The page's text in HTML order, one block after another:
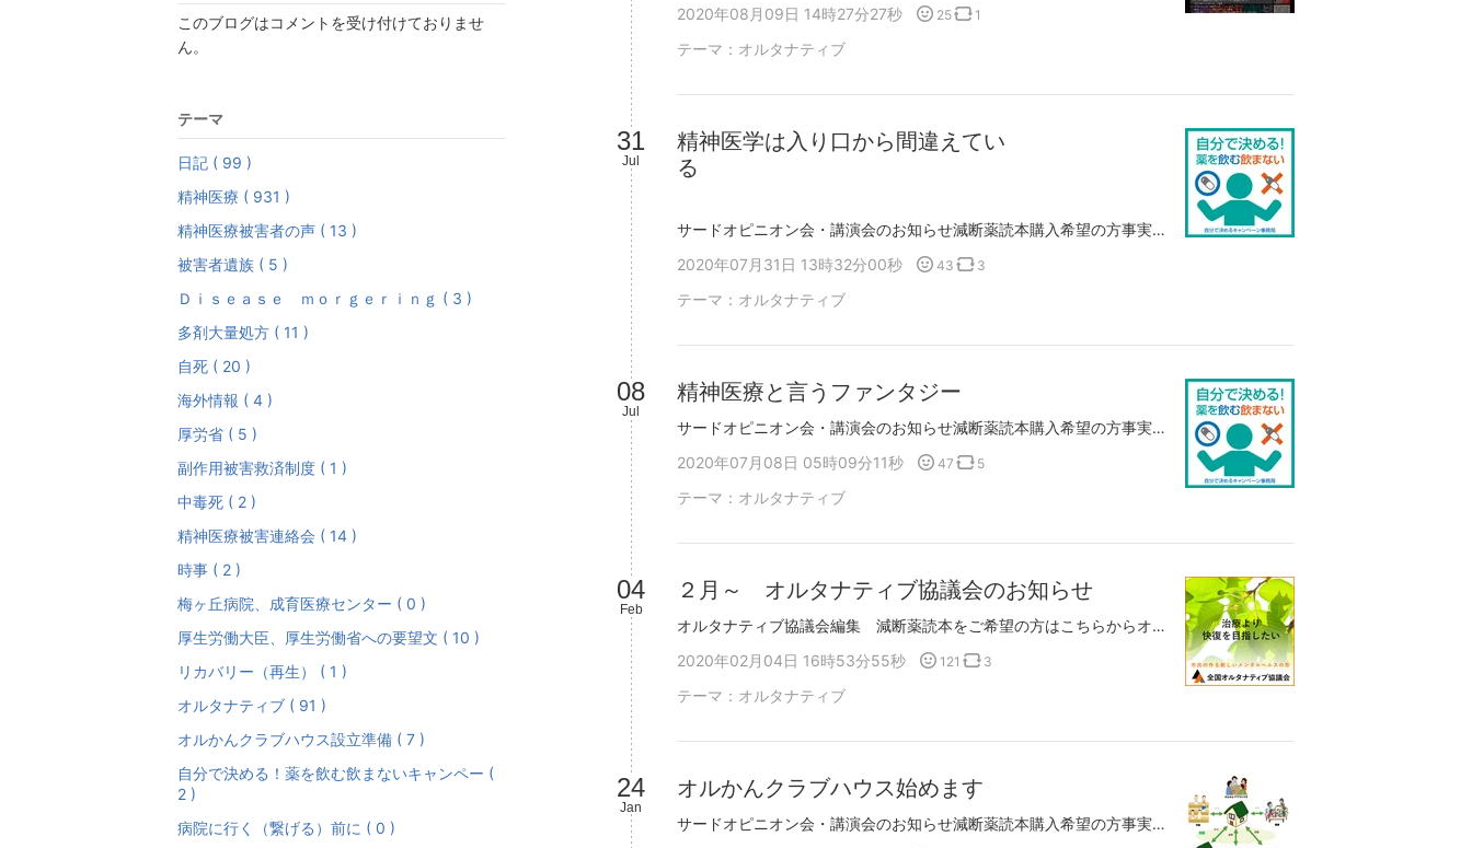
2020年08月09日 14時27分27秒
25 1
テーマ： オルタナティブ
31
Jul
精神医学は入り口から間違えてい
る
サードオピニオン会・講演会のお知らせ減断薬読本購入希望の方事実報道に本ブログ記事が連載されています。野田先生と本の感想の件で電話をした。そのついでに、敢えて、いくつかの質問した。私の最初の質問は、（先生が）薬を必要と思うケースはどのような場合か？というもの。先生の答えは、壁に頭を打ち付けるなど自傷の危険がある場合暴れて、看護者に危害を及ぼす危険がある場合精神症状が激しく、脳を休めてもらいたい場合など止むを得ず使うということだ。薬はあくまで短期的な使用にとどめる。再発を予防するための投薬について訊くと、そもそも、統合失調症と言う病気自体、良くわかっていない状況で、薬が再発を予防するなんてことは、論理的に破綻している。この国の精神医療は、入り口から間違えている。と仰った。この国の精神医療は入り口から間違えているというのは、このブログで私が再三使った言葉である。この問題に取り組み始めた当初から使っていたが、同じ言葉を野田先生から聞いて少しだけホッとした。先生は、医学生の時代に、教授に向かって同じ言葉を使ったそうだ。残念なことに、50年たってもその間違いは正されていないということだ。統合失調症を始めとする精神疾患が何物であるのか科学的に判明していないのは、紛れもない事実である。そもそも、うつ病であろうが、双極性障害であろうが、ましてや発達障害などという明確な病気などないのである。便宜上、症候群にそういう名前を与えたに過ぎない。それを、病因のハッキリした身体の病気と同じように扱おうとすること自体、誤りである。「先生、息子はどういう病気なんでしょう？」「統合失調症ですね、薬を出しておきましょう。」日本中で繰り返されている、こうした臨床の会話が、いかに無意味で、その投薬が如何に危険なことであるか、今一度、考え直す必要がある。先生の言う精神医学とは、その人のその症状（反応）が、その人にとってどのような意味があるのか、それを解き明かそうとするものである。これは、100年前のヤスパースの書いた精神医学論に詳しい。古典として打ち捨てられているが、人間とはそれほど変わっていない。そうした古典をこの国の精神医学はただの歴史の一つとしてだけに扱い、その内容を学んでさえいない。先生の言う精神科医は、この国にはほぼ存在していない。精神病とは何かという問いを立てることもなく、自分で考え、学ぶことを捨て、脳の病気としてチェックシート型の診断を使い臨床に立つ精神科医とはいったい何者なのか。もし私が、そうした精神科医であったならば、恥ずかしくて生きてはいけない。反論のある人は、今一度、精神病とは何かを考えてみれば良い。自分で考える力があれば、現代の我が国の精神医学は入り口から間違えていることにすぐに気が付くはずだ。＊各地のサードオピニオン会では、精神病とは何か、精神薬とは何か、そうした問いを立てた対話を行います。我々の理念に賛同し、資源を提供（無料もしくは格安で）いただける方を募集します。空き家、空事務所、畑、里山、etc（特に神奈川、東京、関西、福岡）お問い合わせは全国オルタナティブ協議会のＨＰからお願いします。快復を強力に後押しするための環境（コミュニティ）づくりとして、クラブハウスプロジェクトを推進しています。現在、関西、中部（名古屋、中津川）を始め全国で、具体的な活動を行っています。その為の応援グループオルタナティブを実現するための300人委員会をＦＢ上に作成しました。プロジェクトの進捗を知りたい方、ご興味のある方は、参加理由の説明メッセージを送付の上参加リクエストをお送りください。 全国オルタナティブ協議会、精神医療被害連絡会では、『自分で決める！薬を飲む飲まないキャンペーン』を開始します。ご興味のある方は、応援グループ自分で決める薬を飲む飲まないキャンペーンに参加ください。
2020年07月31日 13時32分00秒
43 3
テーマ： オルタナティブ
08
Jul
精神医療と言うファンタジー
サードオピニオン会・講演会のお知らせ減断薬読本購入希望の方事実報道に本ブログ記事が連載されています。陰謀論の大好きな会のメンバーに、何故、そんなものを信じるのか？と聞いたら・・・だってその方が夢があるじゃないですかと答えた。あーなるほど、陰謀論はあったら良いなというファンタジーなんだと理解した。信じたいのだ。理屈じゃないのだ。多くの精神科のやってる治療は、仮説の上に構築した、いい加減な診断によって決められた、いい加減な投薬。いい加減の３乗は、もはやデタラメである。これは、陰謀論に負けず劣らないファンタジー。治ったら良いなー、程度の代物。まさに夢物語。そんなファンタジーを何故信じるのだろうか？これは、ここ１０年来抱いてきたこの問題最大の疑問である。一つの答えは、これは国民全体の共同のファンタジーであるということか。精神医療と言うファンタジーは、他の陰謀論や妄想と同じく、巧みな情報操作（マスコミやネット）を通じて全体に広がり、他の人との共同ファンタジー（妄想）として強化されていったということだろう。これほどの市民権を得てしまうと、そこから脱するのは容易でない。信じない方がカルト扱いされる。だが、そのファンタジーに翻弄され、突きつけられる理不尽な現実は全て当人が担う。さらに、その不快な症状の原因となった当人を取り巻く周りの他者や社会との関係性や、孤立、貧困、成育歴などの問題は、避けようのない現実である。むろん、人生はファンタジーではなく、理不尽な現実に満ち満ちているのだ。保護という名の強制入院も、精神医療が社会から、与えられた役割もまた現実だが、隔離拘束される苦しみも、薬の副作用も、当人にとって苦しい現実なのである。こうした現実が、ファンタジーで解決するべくもない。実害のあるファンタジーは悪質な人権侵害である。そうした理不尽な現実が生み出す不快な症状に対する便利な治療法など、我々はいまだ持ち合わせていないのは紛れもない現実なのである。さらに改善を阻むのは、精神科治療もファンタジーであるが、多くの人が次に求める代替策もまた別のファンタジーなのだ。皆、有りもしない魔法の治療や魔法のように治してくれる治療者（魔法使い）を探し続ける。薬物療法のオルタナティブとして提案される、カウンセリングも、食の問題も、サプリも、アロマも、ホメオパシーも一部の人を除いて、ファンタジーの域を出ない。その証拠に、その道を究めた人は、その限界を知り、その効果が限定的なことを自覚している。ちゃんとした治療者ほど、～すれば、治るなんてことは、口が裂けても言わない。当人の意見も聞かず、ありとあらゆる代替策を試して、事態を悪化させた事例を山のように知っている。減断薬は勿論、有効だ。過剰処方、漫然処方という副作用という厳しい現実から逃れる最も有効な現実の手段である。それでも、減断薬は万能ではない。副作用という厳しい現実から逃れることは出来ても、本人を取り巻くそれ以外の様々な現実に対応できるわけではない。さらには、ごく一部の患者にとって、薬が役に立つケースも現実にある。その一部の患者にとっては、減断薬もまたファンタジーである。地域でのソーシャルワークは、その人の現実を一つずつ拾い上げ、様々な情報、選択肢を提示し、現実の改善策を選ぶお手伝いをすることだ。その選択肢には、精神医療そのものも、薬物治療も、他のオルタナティブも含まれる。あくまで、現実に役に立つなら使えば良い。～すれば、改善するなんてファンタジーの押し付けは、厳に慎むべきと思う。役にたつ現実の手段はその人毎に違う。その人の人生（現実）は、その人が決めて選ぶことが出来る。他者に翻弄される人生から抜け出すことは、最優先されるべきと思う。それが出来るようになることが、現実に立ち向かう為の現実の第一歩。自分の人生を自分で決めることが出来たなら、自分の人生に不要なものは徐々に手放せるようになり、結果として不快な症状も消えていく。時間も手間もかかり、即効性もなく、地味な取り組みだが、これが唯一の現実的なオルタナティブであると私は信じている。我々の理念に賛同し、資源を提供（無料もしくは格安で）いただける方を募集します。空き家、空事務所、畑、里山、etc（特に神奈川、東京、関西、福岡）お問い合わせは全国オルタナティブ協議会のＨＰからお願いします。快復を強力に後押しするための環境（コミュニティ）づくりとして、クラブハウスプロジェクトを推進しています。現在、関西、中部（名古屋、中津川）を始め全国で、具体的な活動を行っています。その為の応援グループオルタナティブを実現するための300人委員会をＦＢ上に作成しました。プロジェクトの進捗を知りたい方、ご興味のある方は、参加理由の説明メッセージを送付の上参加リクエストをお送りください。 全国オルタナティブ協議会、精神医療被害連絡会では、『自分で決める！薬を飲む飲まないキャンペーン』を開始します。ご興味のある方は、応援グループ自分で決める薬を飲む飲まないキャンペーンに参加ください。
2020年07月08日 05時09分11秒
47 5
テーマ： オルタナティブ
04
Feb
２月～ オルタナティブ協議会のお知らせ
オルタナティブ協議会編集 減断薬読本をご希望の方はこちらからオルタナティブ協議会の勉強会・サードオピニオン会はどなたでも参加できます。（各地のサードオピニオン開催をお手伝い頂ける方を募集します。全国オルタナティブ協議会ＨＰからお問い合わせ下さい）講演会／チャリティーイベント治療より快復～精神医療 リカバリーモデルの実践主催：ワーカーズコレクティブ風車2月29日（土）13：30～16：30場所：スペース結（佐倉市王子台1-26-7 お土産処・ひまわり隣>講師：中川聡 参加費：無料 申込：不要当事者・家族・支援者も一緒に「こころの病からの快復を語ろう ～専門家より身近なあなたが子どもの不調を回復させる～主催：中山ほなみ3月21日土曜日 13:30〜16:30長野諏訪市小和田 湯小路いきいき元気館チャリティー上映会 2020 in 大阪 ー「精神病院のない社会」を考えるー主催：関西オルタナティブ協議会、全国オルタナティブ協議会3月29日 13：00～ 類ビル7F (大阪市淀川区西中島4-3-2)～私たちが目指す回復のかたち～〇サードオピニオン会開催地：船橋（千葉）、練馬（東京）、二俣川（神奈川）、浦和（埼玉）、三島（静岡）、茅野（長野）、中津川（岐阜）、名古屋（愛知）、新大阪（大阪）、西宮（兵庫）、姫路（兵庫）、福岡（福岡）、神崎（佐賀）サードオピニオンとは・・・サードオピニオン会の理念と目標「新たな視点からの選択と対話による回復」サードオピニオン会、勉強会、講演会 開催予定（こちらをクリック）関西の開催日が変更になっています。西宮、姫路は隔月（原則第4土曜）、大阪は原則第4日曜日九州も隔月開催です。〇自分で決める薬を飲む飲まないキャンペーン自分で決める！薬を飲む飲まないキャンペーン開始します。〇クラブハウスプロジェクトオルタナティブ協議会は、当事者、元患者の快復/社会参加を強力に促すクラブハウスプロジェクトを推進しています。 全国オルタナティブ協議会では、理念に賛同し、共にオルタナティブな社会づくりに参加頂ける会員を募集しております。
2020年02月04日 16時53分55秒
121 3
テーマ： オルタナティブ
24
Jan
オルかんクラブハウス始めます
サードオピニオン会・講演会のお知らせ減断薬読本購入希望の方事実報道に本ブログ記事が連載されています。オルかんクラブハウス（オルタナティブ関西のクラブハウス）＊当事者により運営される居場所、住まい、働く場今回はシェアハウスの運営を始めます。通常のシェアルームの他に、予約制、短期滞在型（クライシスセンター機能を実現）のゲストルームを備えます。小さな一歩ですが、入院の代わりになるような居場所、住まいが沢山出来るようになると我々は信じています。特徴（予定）リカバリーモデル（生活モデルの実践）既存の医療／福祉システムに頼らない運営快復当事者による運営煩わしい審査なしの信頼関係のみの契約クライシスセンターとしての利用は、原則短期ゲストルームは、安い宿泊費シェアルームは残り1部屋（利用料は月額3万5千円程度）カレンダー出来ました。申し込みは、メール：info@alternativejapan.orgまで購入数、送付先、受取人氏名をお知らせください。オルタナネットショップhttps://alternative.base.shop/でも購入できます。このカレンダーを購入希望の方は、メールinfo@alternativejapan.orgまで、購入枚数、送付先住所、受取人名を記入の上お申し込みください。我々の理念に賛同し、資源を提供（無料もしくは格安で）いただける方を募集します。空き家、空事務所、畑、里山、etc（特に神奈川、東京、関西、福岡）お問い合わせは全国オルタナティブ協議会のＨＰからお願いします。快復を強力に後押しするための環境（コミュニティ）づくりとして、クラブハウスプロジェクトを推進しています。現在、関西、中部（名古屋、中津川）を始め全国で、具体的な活動を行っています。その為の応援グループオルタナティブを実現するための300人委員会をＦＢ上に作成しました。プロジェクトの進捗を知りたい方、ご興味のある方は、参加理由の説明メッセージを送付の上参加リクエストをお送りください。 全国オルタナティブ協議会、精神医療被害連絡会では、『自分で決める！薬を飲む飲まないキャンペーン』を開始します。ご興味のある方は、応援グループ自分で決める薬を飲む飲まないキャンペーンに参加ください。
このブログはコメントを受け付けておりませ
ん。
テーマ
日記 ( 99 )
精神医療 ( 931 )
精神医療被害者の声 ( 13 )
被害者遺族 ( 5 )
Ｄｉｓｅａｓｅ ｍｏｒｇｅｒｉｎｇ ( 3 )
多剤大量処方 ( 11 )
自死 ( 20 )
海外情報 ( 4 )
厚労省 ( 5 )
副作用被害救済制度 ( 1 )
中毒死 ( 2 )
精神医療被害連絡会 ( 14 )
時事 ( 2 )
梅ヶ丘病院、成育医療センター ( 0 )
厚生労働大臣、厚生労働省への要望文 ( 10 )
リカバリー（再生） ( 1 )
オルタナティブ ( 91 )
オルかんクラブハウス設立準備 ( 7 )
自分で決める！薬を飲む飲まないキャンペー (
2 )
病院に行く（繋げる）前に ( 0 )